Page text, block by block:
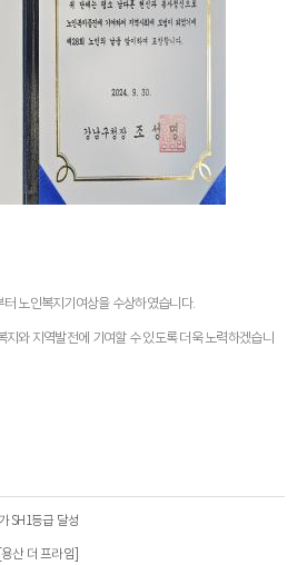
터 노인복지기여상을 수상하였습니다.
지와 지역발전에 기여할 수 있도록 더욱 노력하겠습니
SH1등급 달성
산 더 프라임]